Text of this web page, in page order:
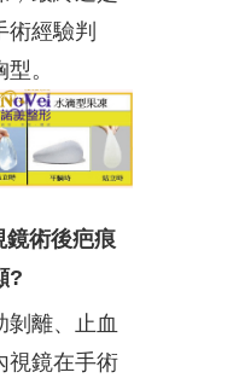
術經驗判
。
鏡術後疤痕
?
剝離、止血
視鏡在手術